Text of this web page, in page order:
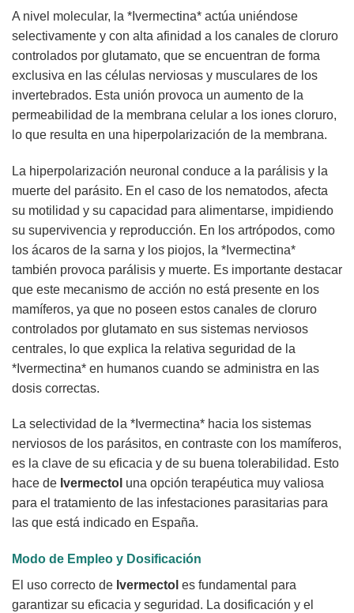
A nivel molecular, la *Ivermectina* actúa uniéndose
selectivamente y con alta afinidad a los canales de cloruro
controlados por glutamato, que se encuentran de forma
exclusiva en las células nerviosas y musculares de los
invertebrados. Esta unión provoca un aumento de la
permeabilidad de la membrana celular a los iones cloruro,
lo que resulta en una hiperpolarización de la membrana.
La hiperpolarización neuronal conduce a la parálisis y la
muerte del parásito. En el caso de los nematodos, afecta
su motilidad y su capacidad para alimentarse, impidiendo
su supervivencia y reproducción. En los artrópodos, como
los ácaros de la sarna y los piojos, la *Ivermectina*
también provoca parálisis y muerte. Es importante destacar
que este mecanismo de acción no está presente en los
mamíferos, ya que no poseen estos canales de cloruro
controlados por glutamato en sus sistemas nerviosos
centrales, lo que explica la relativa seguridad de la
*Ivermectina* en humanos cuando se administra en las
dosis correctas.
La selectividad de la *Ivermectina* hacia los sistemas
nerviosos de los parásitos, en contraste con los mamíferos,
es la clave de su eficacia y de su buena tolerabilidad. Esto
hace de Ivermectol una opción terapéutica muy valiosa
para el tratamiento de las infestaciones parasitarias para
las que está indicado en España.
Modo de Empleo y Dosificación
El uso correcto de Ivermectol es fundamental para
garantizar su eficacia y seguridad. La dosificación y el